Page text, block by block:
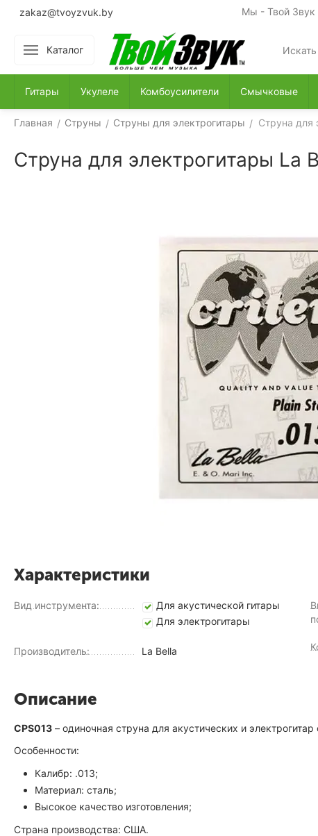
zakaz@tvoyzvuk.by Мы - Твой Звук
Каталог
Гитары Укулеле Комбоусилители Смычковые
Главная / Струны / Струны для электрогитары / Cтруна для
Cтруна для электрогитары La
Характеристики
Вид инструмента:
Для акустической гитары
Для электрогитары
Производитель: La Bella
Описание
CPS013 – одиночная струна для акустических и
Особенности:
Калибр: .013;
Материал: сталь;
Высокое качество изготовления;
Страна производства: США.